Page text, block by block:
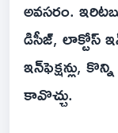
అవసరం.
డిసీజ్‌, లాక్టోస్‌
ఇన్‌ఫెక్షన్లు,
కావొచ్చు.